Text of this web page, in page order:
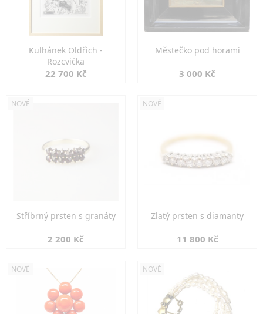
Kulhánek Oldřich -
Rozcvička
22 700 Kč
Městečko pod horami
3 000 Kč
NOVÉ
Stříbrný prsten s granáty
2 200 Kč
NOVÉ
Zlatý prsten s diamanty
11 800 Kč
NOVÉ NOVÉ